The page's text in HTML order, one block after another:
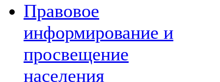
Правовое
информирование и
просвещение
населения